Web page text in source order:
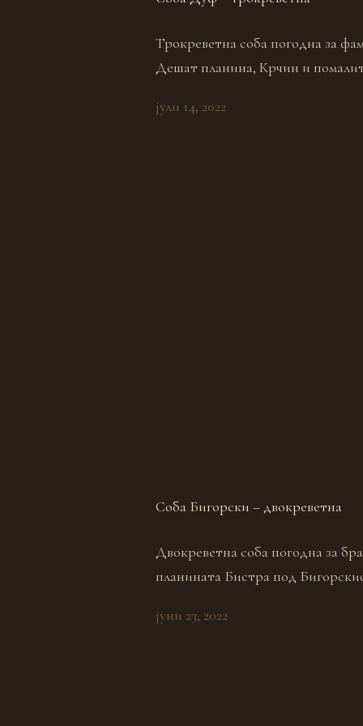
Трокреветна соба погодна за
Дешат планина, Крчин и
јули 14, 2022
Соба Бигорски – двокреветна
Двокреветна соба погодна за
планината Бистра под
јуни 23, 2022